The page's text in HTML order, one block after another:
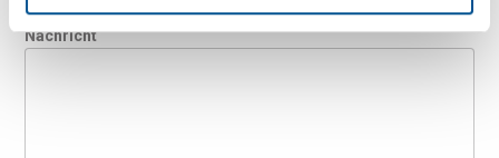
Nachricht